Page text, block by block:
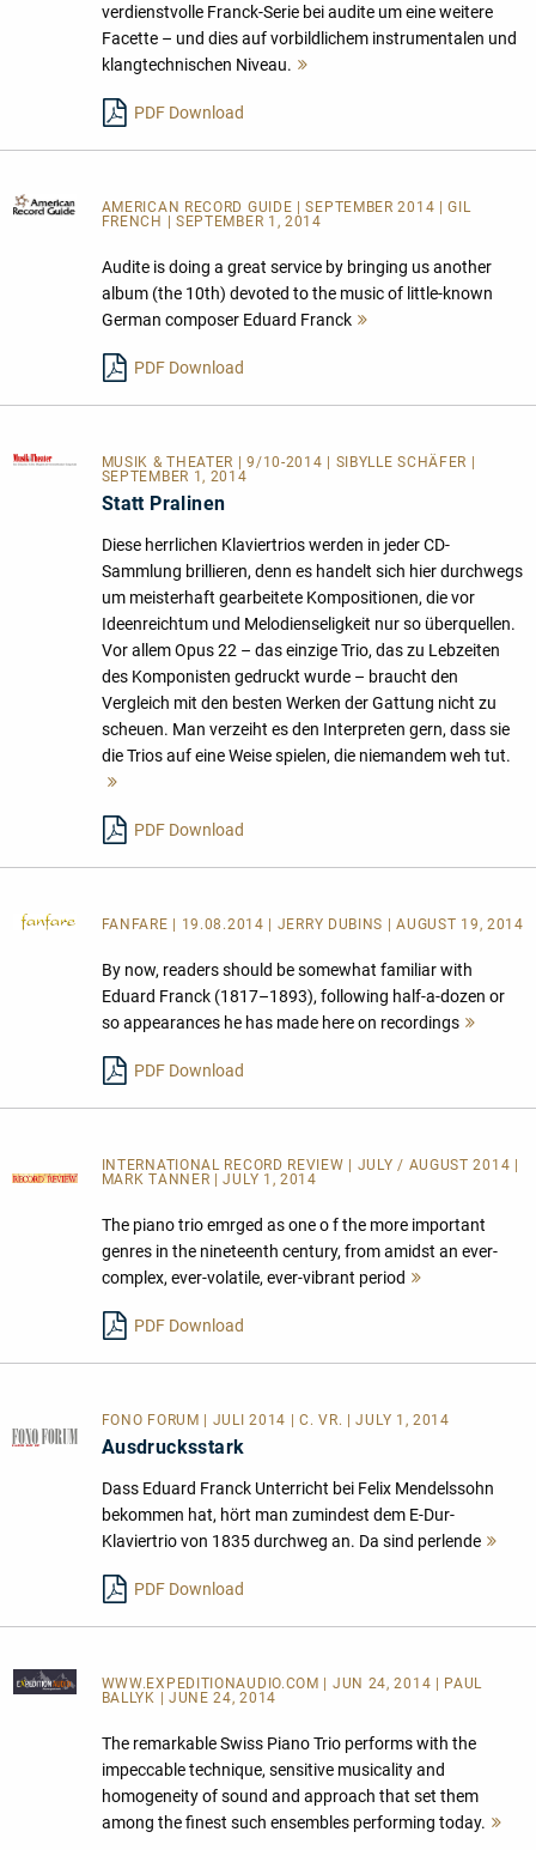
verdienstvolle Franck-Serie bei audite um eine weitere
Facette – und dies auf vorbildlichem instrumentalen und
klangtechnischen Niveau.
PDF Download
AMERICAN RECORD GUIDE | SEPTEMBER 2014 | GIL
FRENCH | SEPTEMBER 1, 2014
Audite is doing a great service by bringing us another
album (the 10th) devoted to the music of little-known
German composer Eduard Franck
PDF Download
MUSIK & THEATER | 9/10-2014 | SIBYLLE SCHÄFER |
SEPTEMBER 1, 2014
Statt Pralinen
Diese herrlichen Klaviertrios werden in jeder CD-
Sammlung brillieren, denn es handelt sich hier durchwegs
um meisterhaft gearbeitete Kompositionen, die vor
Ideenreichtum und Melodienseligkeit nur so überquellen.
Vor allem Opus 22 – das einzige Trio, das zu Lebzeiten
des Komponisten gedruckt wurde – braucht den
Vergleich mit den besten Werken der Gattung nicht zu
scheuen. Man verzeiht es den Interpreten gern, dass sie
die Trios auf eine Weise spielen, die niemandem weh tut.
PDF Download
FANFARE | 19.08.2014 | JERRY DUBINS | AUGUST 19, 2014
By now, readers should be somewhat familiar with
Eduard Franck (1817–1893), following half-a-dozen or
so appearances he has made here on recordings
PDF Download
INTERNATIONAL RECORD REVIEW | JULY / AUGUST 2014 |
MARK TANNER | JULY 1, 2014
The piano trio emrged as one o f the more important
genres in the nineteenth century, from amidst an ever-
complex, ever-volatile, ever-vibrant period
PDF Download
FONO FORUM | JULI 2014 | C. VR. | JULY 1, 2014
Ausdrucksstark
Dass Eduard Franck Unterricht bei Felix Mendelssohn
bekommen hat, hört man zumindest dem E-Dur-
Klaviertrio von 1835 durchweg an. Da sind perlende
PDF Download
WWW.EXPEDITIONAUDIO.COM | JUN 24, 2014 | PAUL
BALLYK | JUNE 24, 2014
The remarkable Swiss Piano Trio performs with the
impeccable technique, sensitive musicality and
homogeneity of sound and approach that set them
among the finest such ensembles performing today.